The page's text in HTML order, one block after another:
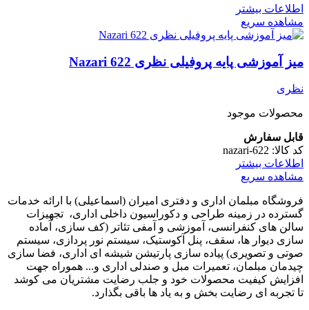
اطلاعات بیشتر
مشاهده سریع
میز آموزشی پایه پروفیلی نظری Nazari 622
نظری
محصولات موجود
قابل سفارش
کد کالا: nazari-622
اطلاعات بیشتر
مشاهده سریع
فروشگاه مبلمان اداری و دفتری امیران (اسماعیلی) با ارائه خدمات
گسترده در زمینه طراحی و دکوراسیون داخلی اداری‌، تجهیزات
سالن های کنفرانسی، آموزشی و آمفی تئاتر (کف سازی، آماده
سازی دیوار ها، سقف، پنل آکوستیک، سیستم نور پردازی، سیستم
صوتی و تصویری) پیاده سازی پارتیشن شیشه ای اداری، فضا سازی
چیدمان مبلمان، تعمیرات مبل و صندلی اداری و... هموراه جهت
افزایش کیفیت محصولات خود و جلب رضایت مشتریان می کوشد
تا تجربه ای رضایت بخش و به یاد ها باقی بگذارد.